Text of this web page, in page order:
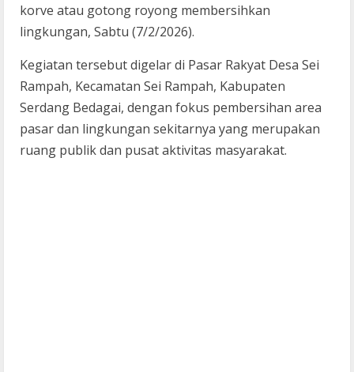
korve atau gotong royong membersihkan
lingkungan, Sabtu (7/2/2026).
Kegiatan tersebut digelar di Pasar Rakyat Desa Sei
Rampah, Kecamatan Sei Rampah, Kabupaten
Serdang Bedagai, dengan fokus pembersihan area
pasar dan lingkungan sekitarnya yang merupakan
ruang publik dan pusat aktivitas masyarakat.